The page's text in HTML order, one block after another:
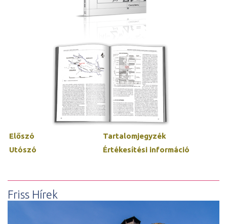
Előszó
Tartalomjegyzék
Utószó
Értékesítési információ
Friss Hírek